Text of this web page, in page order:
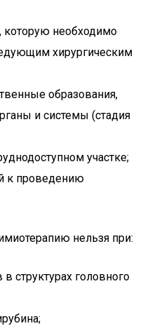
которую необходимо
хирургическим
образования,
и системы (стадия
участке;
к проведению
нельзя при:
структурах головного